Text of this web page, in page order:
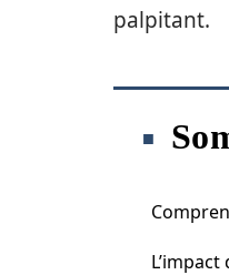
palpitant.